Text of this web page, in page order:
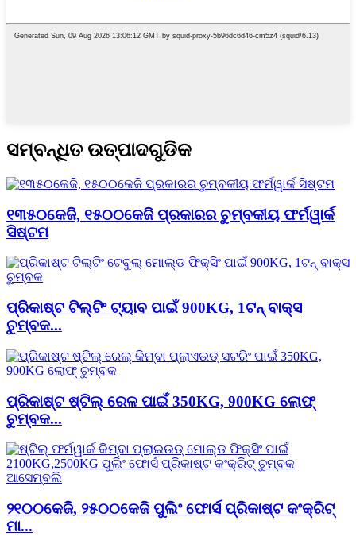
ସମ୍ବନ୍ଧିତ ଉତ୍ପାଦଗୁଡିକ
୧୩୫୦କେଜି, ୧୫୦୦କେଜି ପ୍ରକାରର ଚୁମ୍ବକୀୟ ଫର୍ମୱାର୍କ
ସିଷ୍ଟମ
ପ୍ରିକାଷ୍ଟ ଟିଲ୍ଟିଂ ଟ୍ୟାବ ପାଇଁ 900KG, 1ଟନ୍ ବାକ୍ସ
ଚୁମ୍ବକ...
ପ୍ରିକାଷ୍ଟ ଷ୍ଟିଲ୍ ରେଳ ପାଇଁ 350KG, 900KG ଲୋଫ୍
ଚୁମ୍ବକ...
୨୧୦୦କେଜି, ୨୫୦୦କେଜି ପୁଲିଂ ଫୋର୍ସ ପ୍ରିକାଷ୍ଟ କଂକ୍ରିଟ୍
ମା...